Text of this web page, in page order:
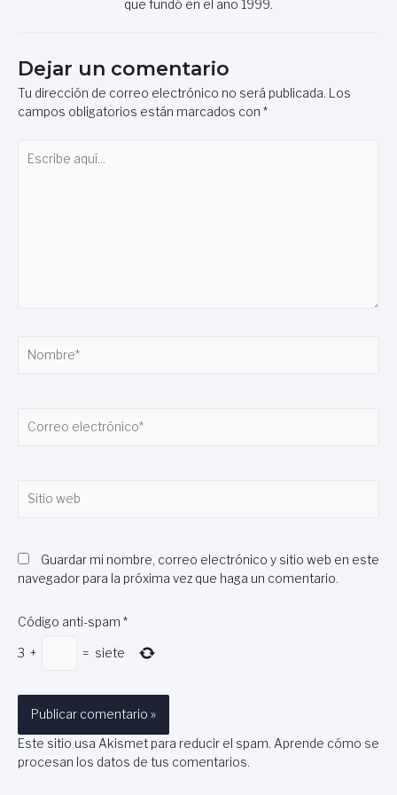
que fundó en el año 1999.
Dejar un comentario
Tu dirección de correo electrónico no será publicada. Los
campos obligatorios están marcados con *
aquí...
electrónico*
web
Guardar mi nombre, correo electrónico y sitio web en este
navegador para la próxima vez que haga un comentario.
Código anti-spam *
3 + = siete
Este sitio usa Akismet para reducir el spam. Aprende cómo se
procesan los datos de tus comentarios.